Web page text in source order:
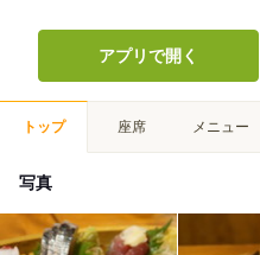
アプリで開く
トップ 座席 メニュー
写真